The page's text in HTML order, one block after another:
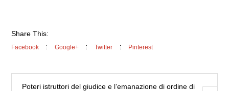
Share This:
Facebook Google+ Twitter Pinterest
Poteri istruttori del giudice e l’emanazione di ordine di